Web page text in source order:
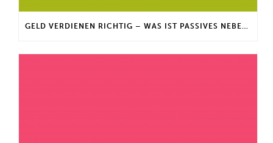
GELD VERDIENEN RICHTIG – WAS IST PASSIVES NEBENEINKOMMEN?